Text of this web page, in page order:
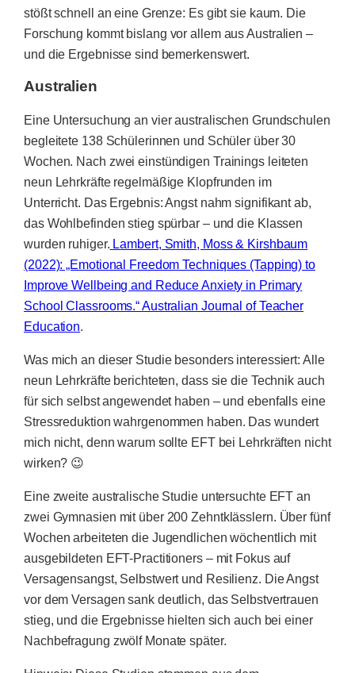
stößt schnell an eine Grenze: Es gibt sie kaum. Die
Forschung kommt bislang vor allem aus Australien –
und die Ergebnisse sind bemerkenswert.
Australien
Eine Untersuchung an vier australischen Grundschulen
begleitete 138 Schülerinnen und Schüler über 30
Wochen. Nach zwei einstündigen Trainings leiteten
neun Lehrkräfte regelmäßige Klopfrunden im
Unterricht. Das Ergebnis: Angst nahm signifikant ab,
das Wohlbefinden stieg spürbar – und die Klassen
wurden ruhiger. Lambert, Smith, Moss & Kirshbaum
(2022): „Emotional Freedom Techniques (Tapping) to
Improve Wellbeing and Reduce Anxiety in Primary
School Classrooms.“ Australian Journal of Teacher
Education.
Was mich an dieser Studie besonders interessiert: Alle
neun Lehrkräfte berichteten, dass sie die Technik auch
für sich selbst angewendet haben – und ebenfalls eine
Stressreduktion wahrgenommen haben. Das wundert
mich nicht, denn warum sollte EFT bei Lehrkräften nicht
wirken? 😉
Eine zweite australische Studie untersuchte EFT an
zwei Gymnasien mit über 200 Zehntklässlern. Über fünf
Wochen arbeiteten die Jugendlichen wöchentlich mit
ausgebildeten EFT-Practitioners – mit Fokus auf
Versagensangst, Selbstwert und Resilienz. Die Angst
vor dem Versagen sank deutlich, das Selbstvertrauen
stieg, und die Ergebnisse hielten sich auch bei einer
Nachbefragung zwölf Monate später.